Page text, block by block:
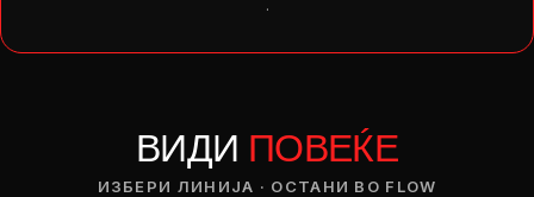
.
ВИДИ ПОВЕЌЕ
ИЗБЕРИ ЛИНИЈА · ОСТАНИ ВО FLOW